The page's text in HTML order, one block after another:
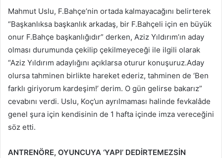
Mahmut Uslu, F.Bahçe’nin ortada kalmayacağını belirterek
“Başkanlıksa başkanlık arkadaş, bir F.Bahçeli için en büyük
onur F.Bahçe başkanlığıdır” derken, Aziz Yıldırım’ın aday
olması durumunda çekilip çekilmeyeceği ile ilgili olarak
“Aziz Yıldırım adaylığını açıklarsa oturur konuşuruz.Aday
olursa tahminen birlikte hareket ederiz, tahminen de ‘Ben
farklı giriyorum kardeşim!’ derim. O gün gelirse bakarız”
cevabını verdi. Uslu, Koç’un ayrılmaması halinde fevkalâde
genel şura için kendisinin de 1 hafta içinde imza vereceğini
söz etti.
ANTRENÖRE, OYUNCUYA ‘YAPI’ DEDİRTEMEZSİN